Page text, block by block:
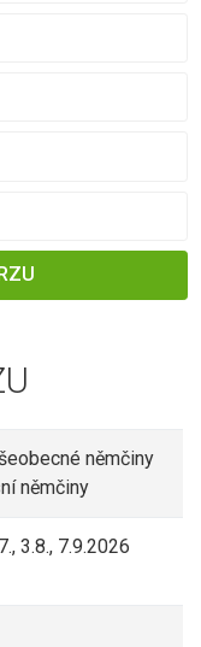
němčiny
němčiny
3.8., 7.9.2026